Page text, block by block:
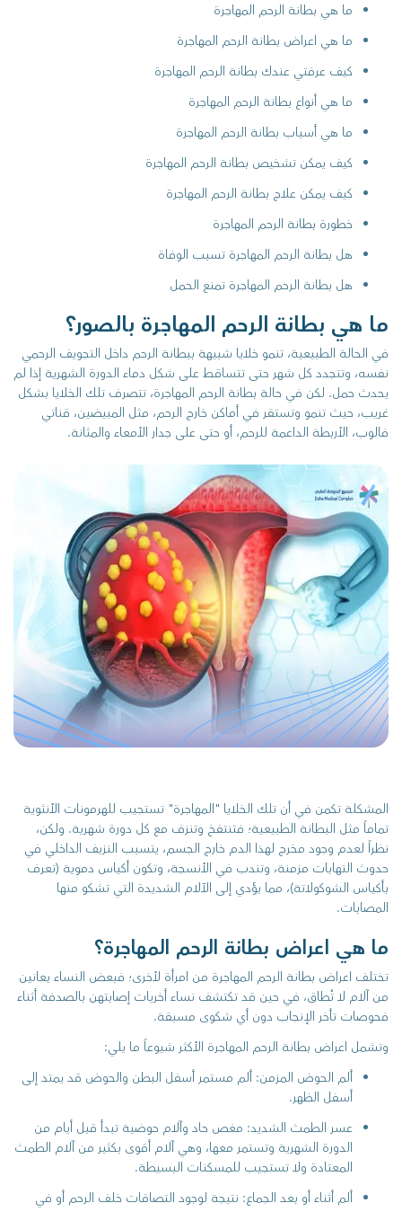
ما هي بطانة الرحم المهاجرة
ما هي اعراض بطانة الرحم المهاجرة
كيف عرفتي عندك بطانة الرحم المهاجرة
ما هي أنواع بطانة الرحم المهاجرة
ما هي أسباب بطانة الرحم المهاجرة
كيف يمكن تشخيص بطانة الرحم المهاجرة
كيف يمكن علاج بطانة الرحم المهاجرة
خطورة بطانة الرحم المهاجرة
هل بطانة الرحم المهاجرة تسبب الوفاة
هل بطانة الرحم المهاجرة تمنع الحمل
ما هي بطانة الرحم المهاجرة بالصور؟
في الحالة الطبيعية، تنمو خلايا شبيهة ببطانة الرحم داخل التجويف الرحمي
نفسه، وتتجدد كل شهر حتى تتساقط على شكل دماء الدورة الشهرية إذا لم
يحدث حمل. لكن في حالة بطانة الرحم المهاجرة، تتصرف تلك الخلايا بشكل
غريب، حيث تنمو وتستقر في أماكن خارج الرحم، مثل المبيضين، قناتي
فالوب، الأربطة الداعمة للرحم، أو حتى على جدار الأمعاء والمثانة.
المشكلة تكمن في أن تلك الخلايا "المهاجرة" تستجيب للهرمونات الأنثوية
تماماً مثل البطانة الطبيعية؛ فتنتفخ وتنزف مع كل دورة شهرية. ولكن،
نظراً لعدم وجود مخرج لهذا الدم خارج الجسم، يتسبب النزيف الداخلي في
حدوث التهابات مزمنة، وتندب في الأنسجة، وتكون أكياس دموية (تعرف
بأكياس الشوكولاتة)، مما يؤدي إلى الآلام الشديدة التي تشكو منها
المصابات.
ما هي اعراض بطانة الرحم المهاجرة؟
تختلف اعراض بطانة الرحم المهاجرة من امرأة لأخرى؛ فبعض النساء يعانين
من آلام لا تُطاق، في حين قد تكتشف نساء أخريات إصابتهن بالصدفة أثناء
فحوصات تأخر الإنجاب دون أي شكوى مسبقة.
وتشمل اعراض بطانة الرحم المهاجرة الأكثر شيوعاً ما يلي:
ألم الحوض المزمن: ألم مستمر أسفل البطن والحوض قد يمتد إلى
أسفل الظهر.
عسر الطمث الشديد: مغص حاد وآلام حوضية تبدأ قبل أيام من
الدورة الشهرية وتستمر معها، وهي آلام أقوى بكثير من آلام الطمث
المعتادة ولا تستجيب للمسكنات البسيطة.
ألم أثناء أو بعد الجماع: نتيجة لوجود التصاقات خلف الرحم أو في